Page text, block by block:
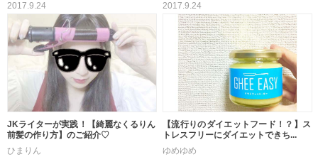
2017.9.24
2017.9.24
JKライターが実践！【綺麗なくるりん
前髪の作り方】のご紹介♡
ひまりん
【流行りのダイエットフード！？】ス
トレスフリーにダイエットできち...
ゆめゆめ